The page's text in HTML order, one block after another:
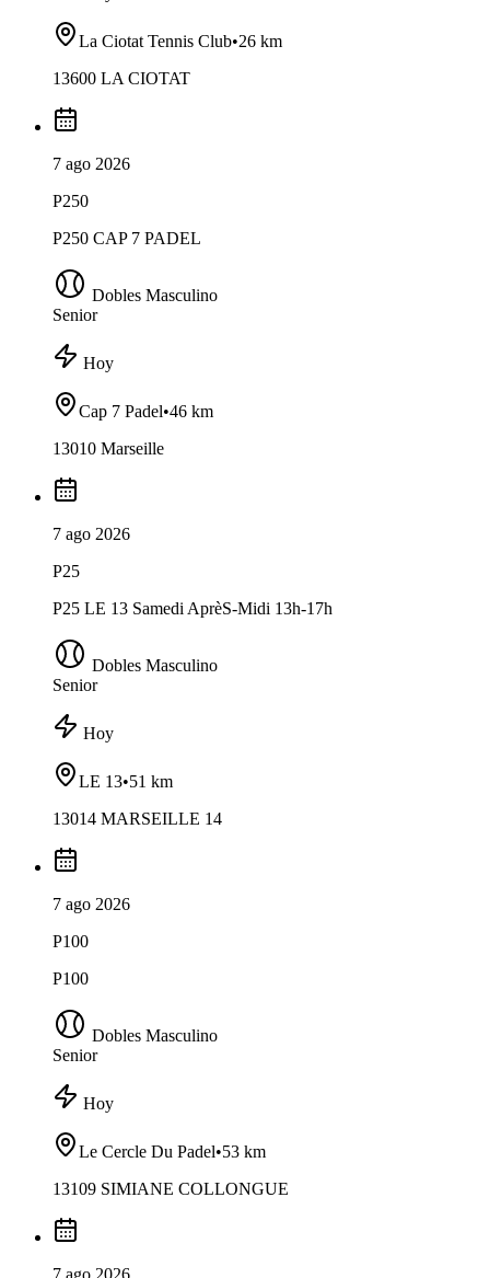
La Ciotat Tennis Club•26 km
13600 LA CIOTAT
7 ago 2026
P250
P250 CAP 7 PADEL
Dobles Masculino
Senior
Hoy
Cap 7 Padel•46 km
13010 Marseille
7 ago 2026
P25
P25 LE 13 Samedi AprèS-Midi 13h-17h
Dobles Masculino
Senior
Hoy
LE 13•51 km
13014 MARSEILLE 14
7 ago 2026
P100
P100
Dobles Masculino
Senior
Hoy
Le Cercle Du Padel•53 km
13109 SIMIANE COLLONGUE